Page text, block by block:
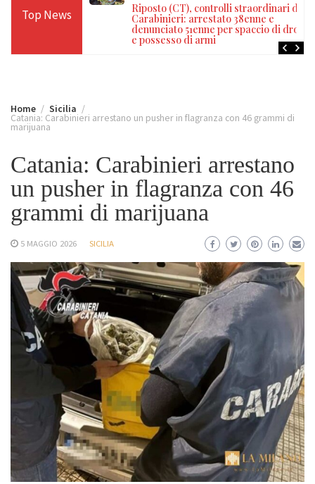
Top News
dei
Dogane
Riposto (CT), controlli straordinari dei
Carabinieri: arrestato 38enne e
denunciato 51enne per spaccio di droga
e possesso di armi
Home Sicilia
Catania: Carabinieri arrestano un pusher in flagranza con 46 grammi di
marijuana
Catania: Carabinieri arrestano
un pusher in flagranza con 46
grammi di marijuana
5 MAGGIO 2026 SICILIA